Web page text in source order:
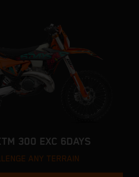
300 EXC 6DAYS
ANY TERRAIN